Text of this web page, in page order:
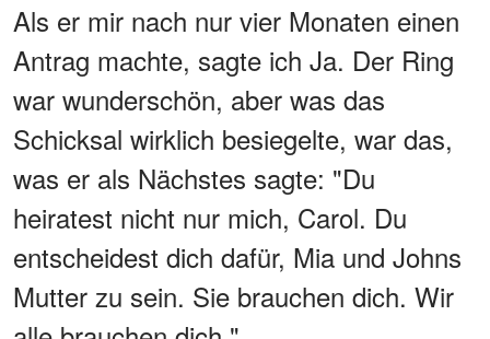
Als er mir nach nur vier Monaten einen
Antrag machte, sagte ich Ja. Der Ring
war wunderschön, aber was das
Schicksal wirklich besiegelte, war das,
was er als Nächstes sagte: "Du
heiratest nicht nur mich, Carol. Du
entscheidest dich dafür, Mia und Johns
Mutter zu sein. Sie brauchen dich. Wir